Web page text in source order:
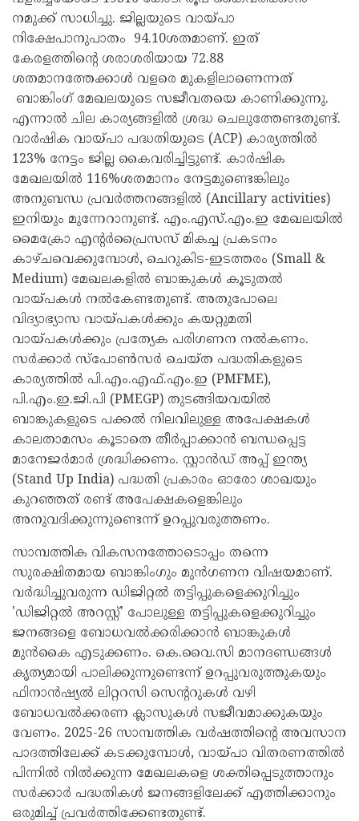
നമുക്ക് സാധിച്ചു. ജില്ലയുടെ വായ്പാ
നിക്ഷേപാനുപാതം 94.10ശതമാണ്. ഇത്
കേരളത്തിന്റെ ശരാശരിയായ 72.88
ശതമാനത്തേക്കാൾ വളരെ മുകളിലാണെന്നത്
ബാങ്കിംഗ് മേഖലയുടെ സജീവതയെ കാണിക്കുന്നു.
എന്നാൽ ചില കാര്യങ്ങളിൽ ശ്രദ്ധ ചെലുത്തേണ്ടതുണ്ട്.
വാർഷിക വായ്പാ പദ്ധതിയുടെ (ACP) കാര്യത്തിൽ
123% നേട്ടം ജില്ല കൈവരിച്ചിട്ടുണ്ട്. കാർഷിക
മേഖലയിൽ 116%ശതമാനം നേട്ടമുണ്ടെങ്കിലും
അനുബന്ധ പ്രവർത്തനങ്ങളിൽ (Ancillary activities)
ഇനിയും മുന്നേറാനുണ്ട്. എം.എസ്.എം.ഇ മേഖലയിൽ
മൈക്രോ എന്റർപ്രൈസസ് മികച്ച പ്രകടനം
കാഴ്ചവെക്കുമ്പോൾ, ചെറുകിട-ഇടത്തരം (Small &
Medium) മേഖലകളിൽ ബാങ്കുകൾ കൂടുതൽ
വായ്പകൾ നൽകേണ്ടതുണ്ട്. അതുപോലെ
വിദ്യാഭ്യാസ വായ്പകൾക്കും കയറ്റുമതി
വായ്പകൾക്കും പ്രത്യേക പരിഗണന നൽകണം.
സർക്കാർ സ്‌പോൺസർ ചെയ്ത പദ്ധതികളുടെ
കാര്യത്തിൽ പി.എം.എഫ്.എം.ഇ (PMFME),
പി.എം.ഇ.ജി.പി (PMEGP) തുടങ്ങിയവയിൽ
ബാങ്കുകളുടെ പക്കൽ നിലവിലുള്ള അപേക്ഷകൾ
കാലതാമസം കൂടാതെ തീർപ്പാക്കാൻ ബന്ധപ്പെട്ട
മാനേജർമാർ ശ്രദ്ധിക്കണം. സ്റ്റാൻഡ് അപ്പ് ഇന്ത്യ
(Stand Up India) പദ്ധതി പ്രകാരം ഓരോ ശാഖയും
കുറഞ്ഞത് രണ്ട് അപേക്ഷകളെങ്കിലും
അനുവദിക്കുന്നുണ്ടെന്ന് ഉറപ്പുവരുത്തണം.
സാമ്പത്തിക വികസനത്തോടൊപ്പം തന്നെ
സുരക്ഷിതമായ ബാങ്കിംഗും മുൻഗണന വിഷയമാണ്.
വർദ്ധിച്ചുവരുന്ന ഡിജിറ്റൽ തട്ടിപ്പുകളെക്കുറിച്ചും
'ഡിജിറ്റൽ അറസ്റ്റ്' പോലുള്ള തട്ടിപ്പുകളെക്കുറിച്ചും
ജനങ്ങളെ ബോധവൽക്കരിക്കാൻ ബാങ്കുകൾ
മുൻകൈ എടുക്കണം. കെ.വൈ.സി മാനദണ്ഡങ്ങൾ
കൃത്യമായി പാലിക്കുന്നുണ്ടെന്ന് ഉറപ്പുവരുത്തുകയും
ഫിനാൻഷ്യൽ ലിറ്ററസി സെന്ററുകൾ വഴി
ബോധവൽക്കരണ ക്ലാസുകൾ സജീവമാക്കുകയും
വേണം. 2025-26 സാമ്പത്തിക വർഷത്തിന്റെ അവസാന
പാദത്തിലേക്ക് കടക്കുമ്പോൾ, വായ്പാ വിതരണത്തിൽ
പിന്നിൽ നിൽക്കുന്ന മേഖലകളെ ശക്തിപ്പെടുത്താനും
സർക്കാർ പദ്ധതികൾ ജനങ്ങളിലേക്ക് എത്തിക്കാനും
ഒരുമിച്ച് പ്രവർത്തിക്കേണ്ടതുണ്ട്.